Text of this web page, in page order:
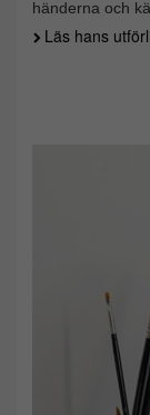
händerna och
Läs hans